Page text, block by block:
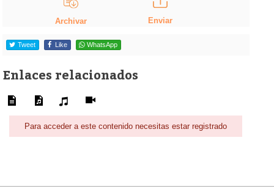
Archivar Enviar
Tweet Like WhatsApp
Enlaces relacionados
Para acceder a este contenido necesitas estar registrado